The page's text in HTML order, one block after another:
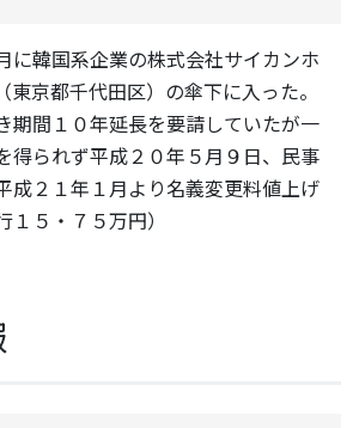
に韓国系企業の株式会社サイカンホ
東京都千代田区）の傘下に入った。
期間１０年延長を要請していたが一
得られず平成２０年５月９日、民事
成２１年１月より名義変更料値上げ
１５・７５万円）